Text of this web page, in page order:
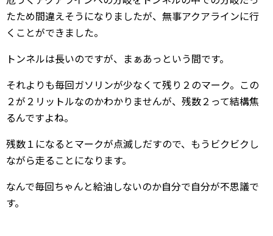
たため間違えそうになりましたが、無事アクアラインに行
くことができました。
トンネルは長いのですが、まぁあっという間です。
それよりも毎回ガソリンが少なくて残り２のマーク。この
２が２リットルなのかわかりませんが、残数２って結構焦
るんですよね。
残数１になるとマークが点滅しだすので、もうビクビクし
ながら走ることになります。
なんで毎回ちゃんと給油しないのか自分で自分が不思議で
す。